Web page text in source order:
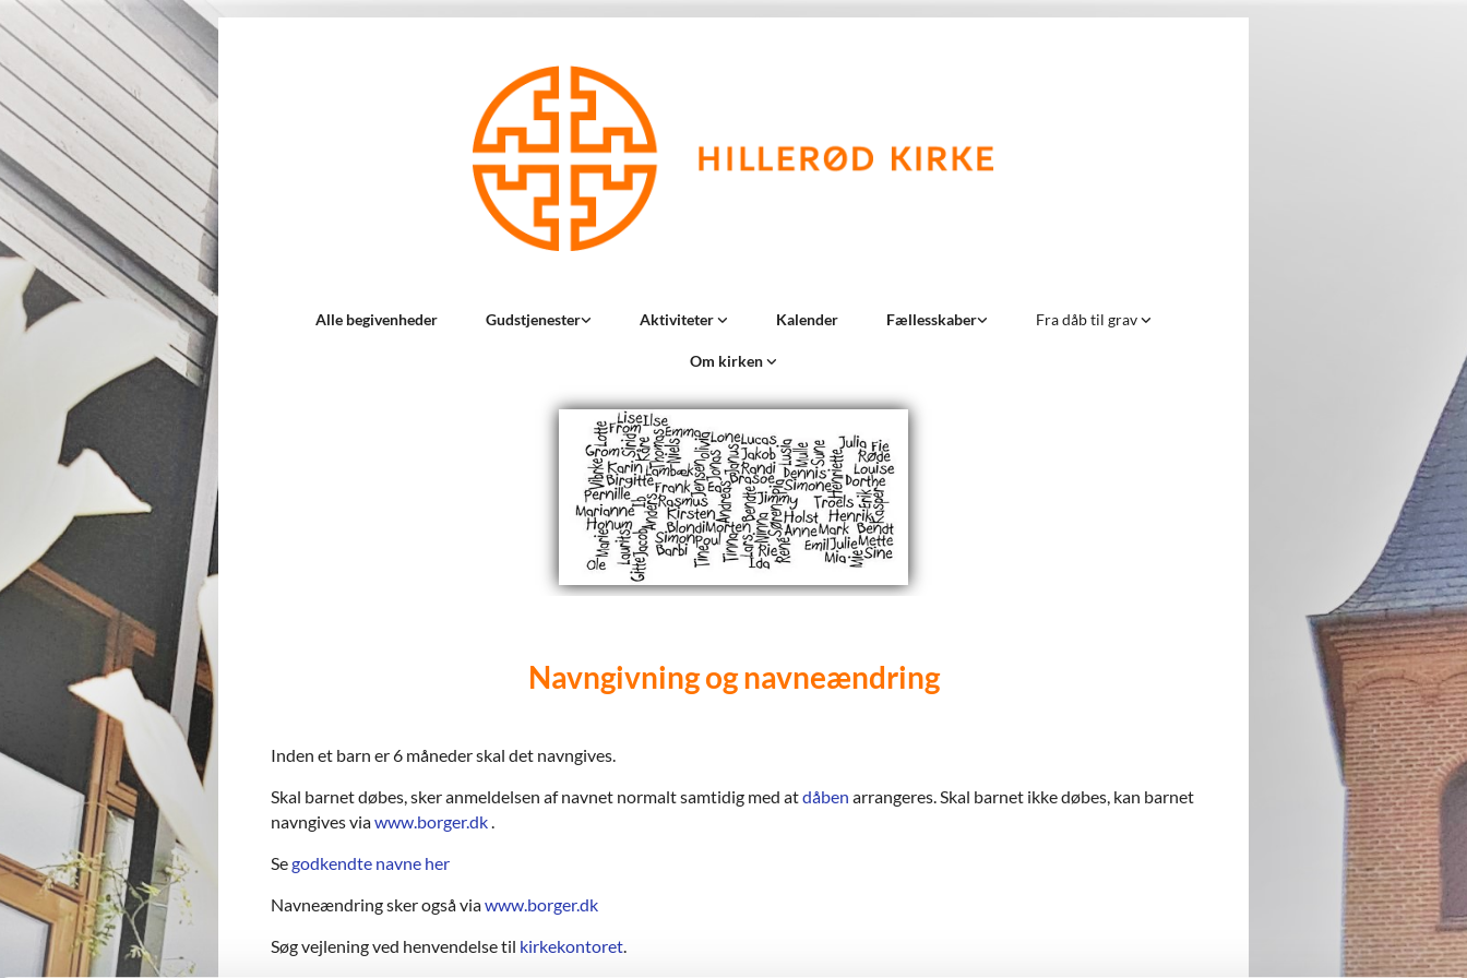
Alle begivenheder Gudstjenester Aktiviteter Kalender Fællesskaber Fra dåb til grav
Om kirken
Navngivning og navneændring
Inden et barn er 6 måneder skal det navngives.
Skal barnet døbes, sker anmeldelsen af navnet normalt samtidig med atdåben arrangeres. Skal barnet ikke døbes, kan barnet
navngives viawww.borger.dk.
Segodkendte navne her
Navneændring sker også viawww.borger.dk
Søg vejlening ved henvendelse til kirkekontoret.